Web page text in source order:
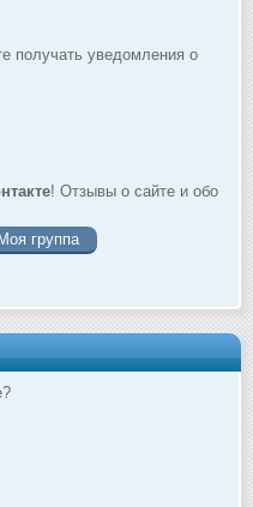
получать уведомления о
! Отзывы о сайте и обо
Моя группа